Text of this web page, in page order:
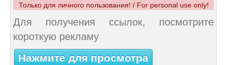
Только для личного пользования! / For personal use only!
Для получения ссылок, посмотрите
короткую рекламу
Нажмите для просмотра